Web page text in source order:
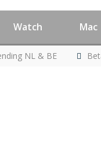
Watch Mac
NL & BE